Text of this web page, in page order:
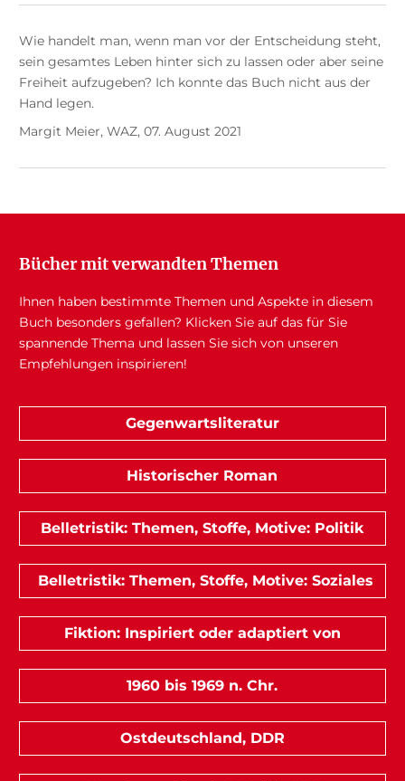
Wie handelt man, wenn man vor der Entscheidung steht,
sein gesamtes Leben hinter sich zu lassen oder aber seine
Freiheit aufzugeben? Ich konnte das Buch nicht aus der
Hand legen.
Margit Meier, WAZ, 07. August 2021
Bücher mit verwandten Themen
Ihnen haben bestimmte Themen und Aspekte in diesem
Buch besonders gefallen? Klicken Sie auf das für Sie
spannende Thema und lassen Sie sich von unseren
Empfehlungen inspirieren!
Gegenwartsliteratur
Historischer Roman
Belletristik: Themen, Stoffe, Motive: Politik
Belletristik: Themen, Stoffe, Motive: Soziales
Fiktion: Inspiriert oder adaptiert von
1960 bis 1969 n. Chr.
Ostdeutschland, DDR